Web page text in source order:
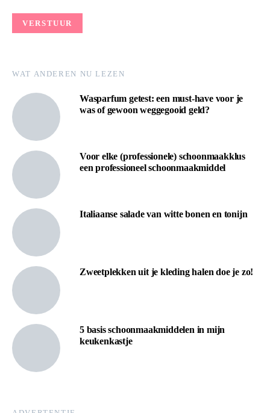
WAT ANDEREN NU LEZEN
Wasparfum getest: een must-have voor je
was of gewoon weggegooid geld?
Voor elke (professionele) schoonmaakklus
een professioneel schoonmaakmiddel
Italiaanse salade van witte bonen en tonijn
Zweetplekken uit je kleding halen doe je zo!
5 basis schoonmaakmiddelen in mijn
keukenkastje